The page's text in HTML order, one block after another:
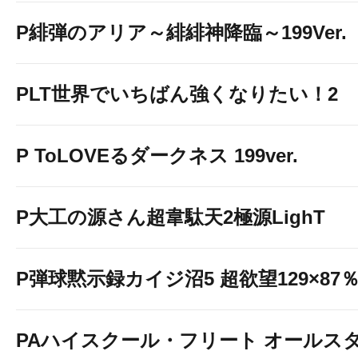
P緋弾のアリア～緋緋神降臨～199Ver.
PLT世界でいちばん強くなりたい！2
P ToLOVEるダークネス 199ver.
P大工の源さん超韋駄天2極源LighT
P弾球黙示録カイジ沼5 超欲望129×87
PAハイスクール・フリート オールス